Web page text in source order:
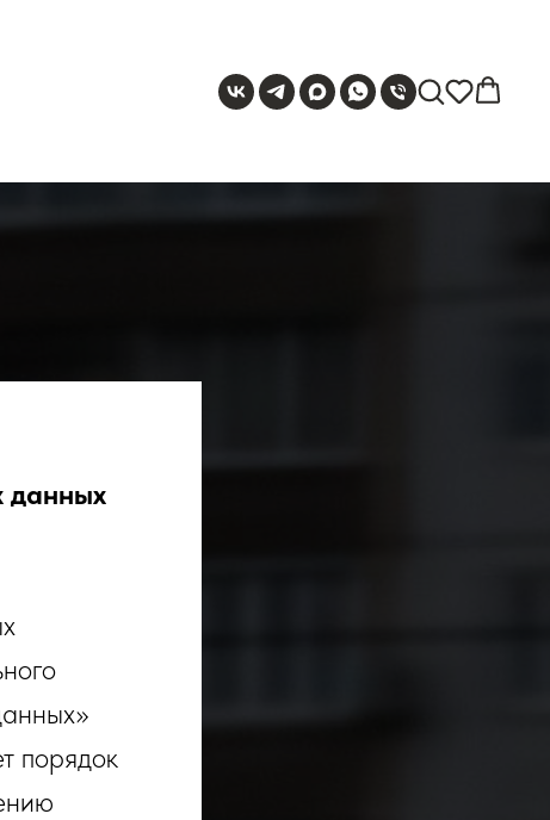
данных
порядок